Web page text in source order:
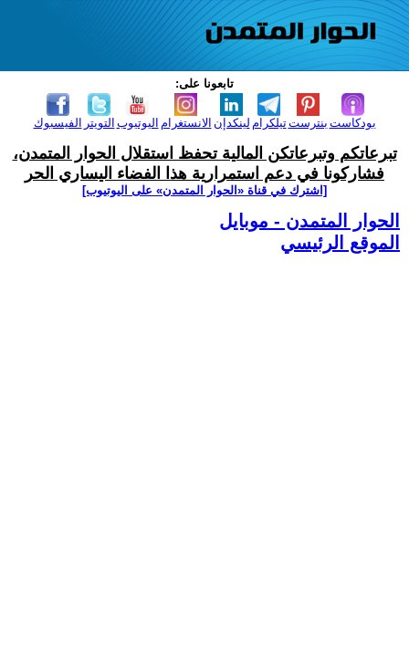
تابعونا على:
الفيسبوك التويتر اليوتيوب الانستغرام لينكدإن تيلكرامبنترست بودكاست
تبرعاتكم وتبرعاتكن المالية تحفظ استقلال الحوار المتمدن،
فشاركونا في دعم استمرارية هذا الفضاء اليساري الحر
[اشترك في قناة ‫«الحوار المتمدن» على اليوتيوب]
الحوار المتمدن - موبايل
الموقع الرئيسي